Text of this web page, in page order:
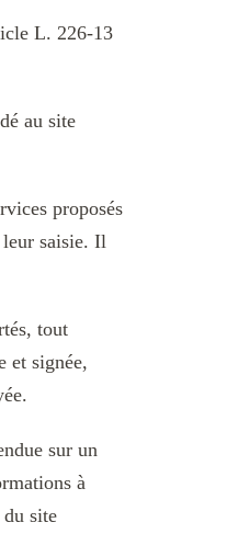
L. 226-13
au site
proposés
leur saisie. Il
tout
et signée,
sur un
à
site